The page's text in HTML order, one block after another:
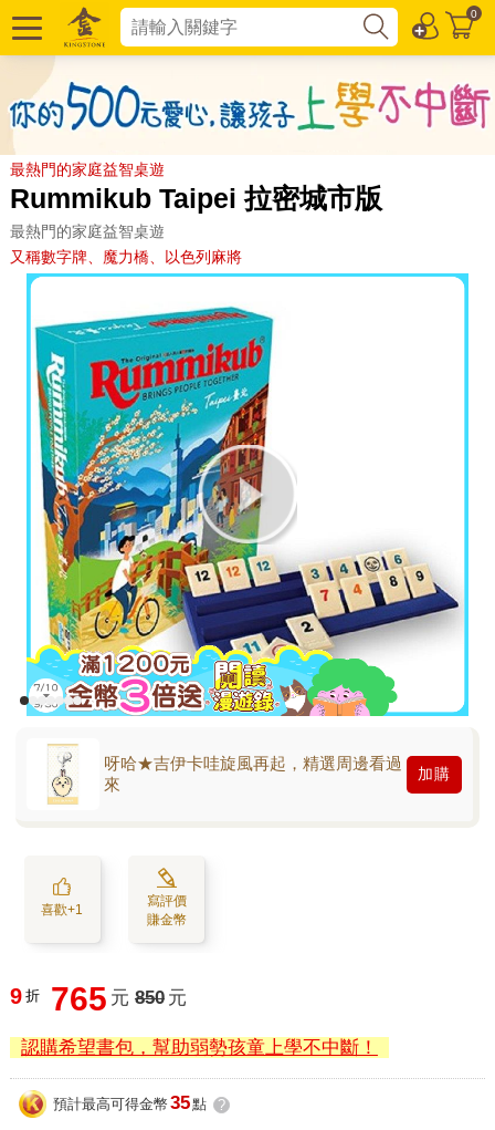
0
最熱門的家庭益智桌遊
Rummikub Taipei 拉密城市版
最熱門的家庭益智桌遊
又稱數字牌、魔力橋、以色列麻將
呀哈★吉伊卡哇旋風再起，精選周邊看過
來
加購
喜歡+1
寫評價
賺金幣
9 折 765 元 850 元
認購希望書包，幫助弱勢孩童上學不中斷！
預計最高可得金幣 35點 ?